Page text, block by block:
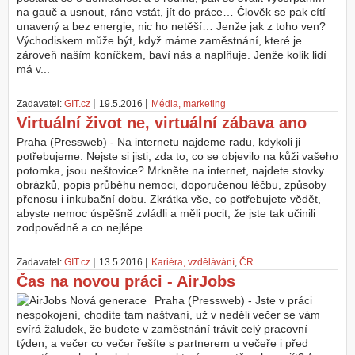
na gauč a usnout, ráno vstát, jít do práce… Člověk se pak cítí
unavený a bez energie, nic ho netěší… Jenže jak z toho ven?
Východiskem může být, když máme zaměstnání, které je
zároveň naším koníčkem, baví nás a naplňuje. Jenže kolik lidí
má v...
Zadavatel: GIT.cz | 19.5.2016 | Média, marketing
Virtuální život ne, virtuální zábava ano
Praha (Pressweb) - Na internetu najdeme radu, kdykoli ji
potřebujeme. Nejste si jisti, zda to, co se objevilo na kůži vašeho
potomka, jsou neštovice? Mrkněte na internet, najdete stovky
obrázků, popis průběhu nemoci, doporučenou léčbu, způsoby
přenosu i inkubační dobu. Zkrátka vše, co potřebujete vědět,
abyste nemoc úspěšně zvládli a měli pocit, že jste tak učinili
zodpovědně a co nejlépe....
Zadavatel: GIT.cz | 13.5.2016 | Kariéra, vzdělávání, ČR
Čas na novou práci - AirJobs
Praha (Pressweb) - Jste v práci
nespokojení, chodíte tam naštvaní, už v neděli večer se vám
svírá žaludek, že budete v zaměstnání trávit celý pracovní
týden, a večer co večer řešíte s partnerem u večeře i před